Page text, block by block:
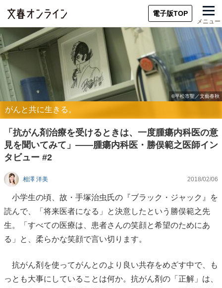
電子版TOP
メニュー
がんと共に生きる。
「抗がん剤治療を受けるときは、一度腫瘍内科医の意
見を聞いてみて」――腫瘍内科医・勝俣範之医師イン
タビュー #2
相澤 洋美 2018/02/06
小学生の頃、故・手塚治虫氏の『ブラック・ジャック』を
読んで、「将来医者になる」と決意したという勝俣範之先
生。「すべての医療は、患者さんの笑顔と希望のためにあ
る」と、柔らかな笑顔で言い切ります。
抗がん剤を使ってがんとのより良い共存をめざす中で、も
っとも大事にしていることは何か。抗がん剤の「正解」は、